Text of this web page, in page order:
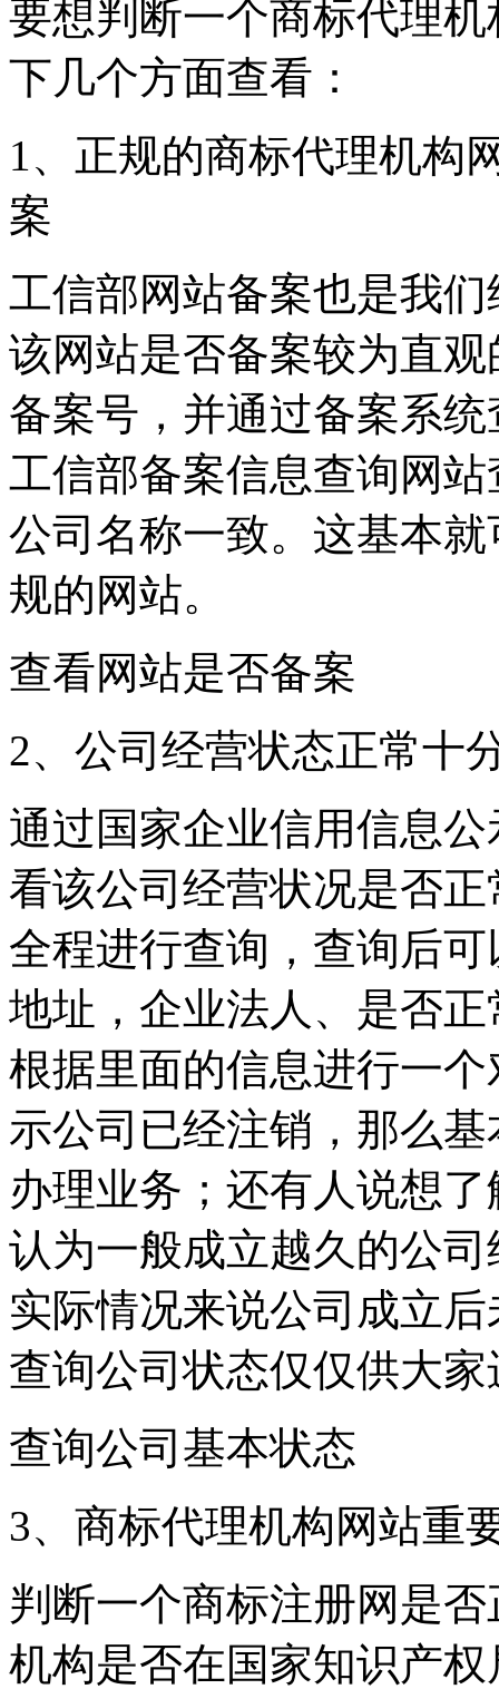
要想判断一个商标代理
下几个方面查看：
1、正规的商标代理机构
案
工信部网站备案也是我
该网站是否备案较为直
备案号，并通过备案系
工信部备案信息查询网
公司名称一致。这基本
规的网站。
查看网站是否备案
2、公司经营状态正常十
通过国家企业信用信息
看该公司经营状况是否
全程进行查询，查询后
地址，企业法人、是否
根据里面的信息进行一
示公司已经注销，那么
办理业务；还有人说想
认为一般成立越久的公
实际情况来说公司成立
查询公司状态仅仅供大
查询公司基本状态
3、商标代理机构网站
判断一个商标注册网是
机构是否在国家知识产